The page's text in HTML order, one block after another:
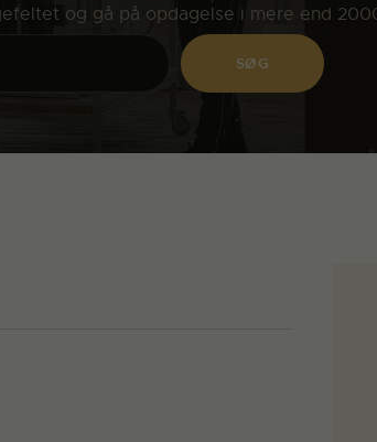
og gå på opdagelse i mere end